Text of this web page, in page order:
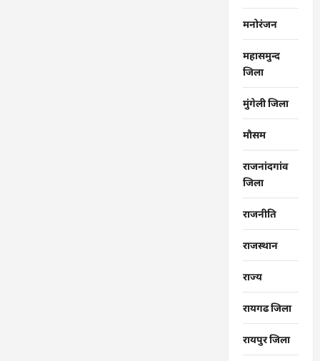
मनोरंजन
महासमुन्द
जिला
मुंगेली जिला
मौसम
राजनांदगांव
जिला
राजनीति
राजस्थान
राज्‍य
रायगढ जिला
रायपुर जिला